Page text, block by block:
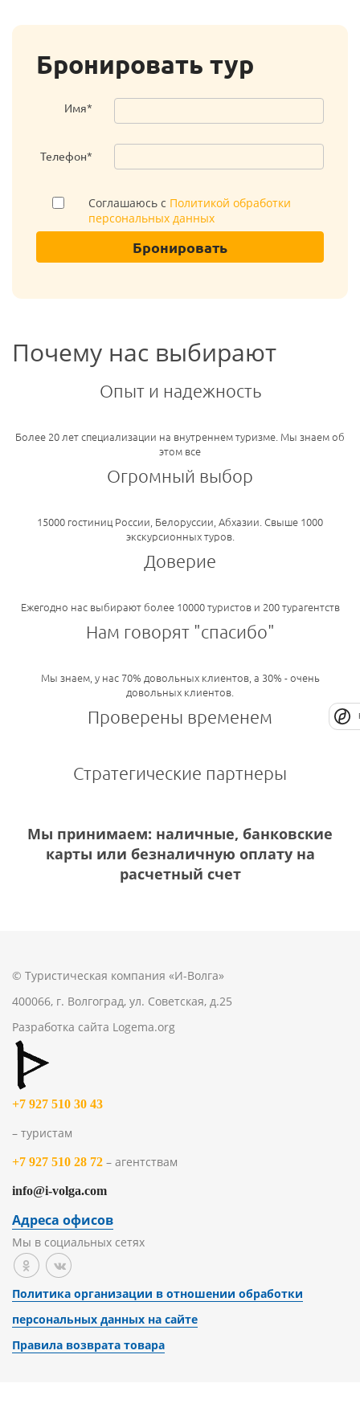
Бронировать тур
Имя*
Телефон*
Соглашаюсь с Политикой обработки
персональных данных
Бронировать
Почему нас выбирают
Опыт и надежность
Более 20 лет специализации на внутреннем туризме. Мы знаем об
этом все
Огромный выбор
15000 гостиниц России, Белоруссии, Абхазии. Свыше 1000
экскурсионных туров.
Доверие
Ежегодно нас выбирают более 10000 туристов и 200 турагентств
Нам говорят "спасибо"
Мы знаем, у нас 70% довольных клиентов, а 30% - очень
довольных клиентов.
Проверены временем
Стратегические партнеры
Мы принимаем: наличные, банковские
карты или безналичную оплату на
расчетный счет
© Туристическая компания «И-Волга»
400066, г. Волгоград, ул. Советская, д.25
Разработка сайта Logema.org
+7 927 510 30 43
– туристам
+7 927 510 28 72 – агентствам
info@i-volga.com
Адреса офисов
Мы в социальных сетях
Политика организации в отношении обработки
персональных данных на сайте
Правила возврата товара